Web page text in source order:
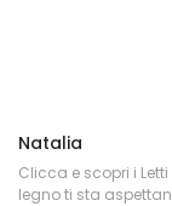
Natalia
Clicca e scopri i
legno ti sta